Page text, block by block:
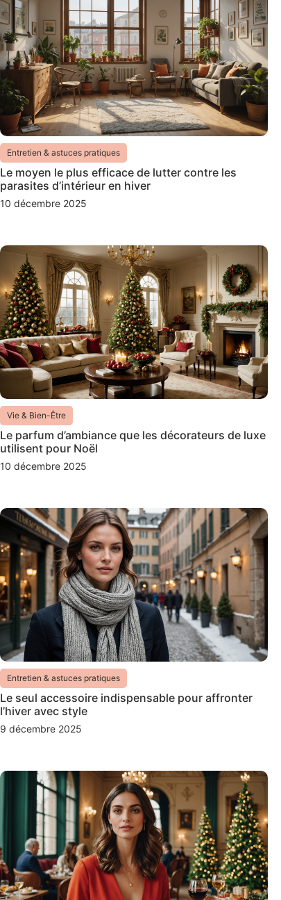
Entretien & astuces pratiques
Le moyen le plus efficace de lutter contre les
parasites d’intérieur en hiver
10 décembre 2025
Vie & Bien-Être
Le parfum d’ambiance que les décorateurs de luxe
utilisent pour Noël
10 décembre 2025
Entretien & astuces pratiques
Le seul accessoire indispensable pour affronter
l’hiver avec style
9 décembre 2025